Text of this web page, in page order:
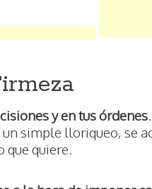
y en tus órdenes
simple lloriqueo, se
que quiere.